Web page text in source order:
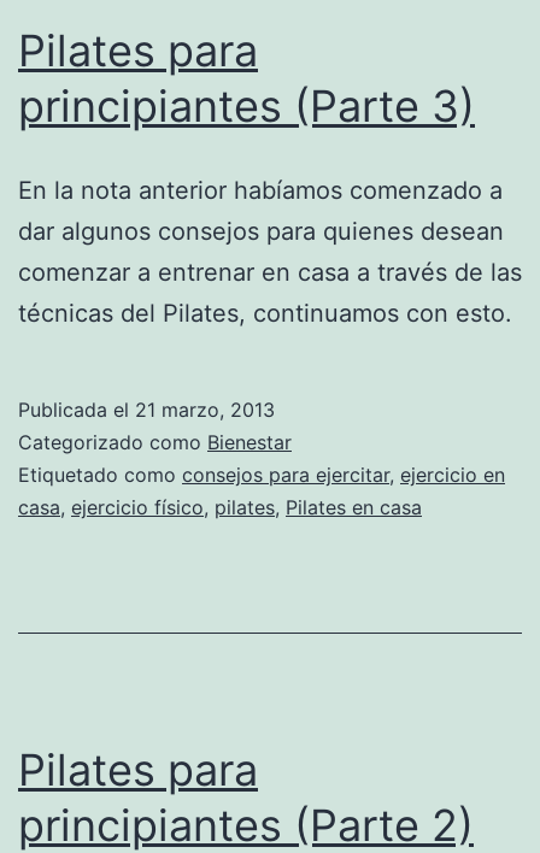
Pilates para
principiantes (Parte 3)
En la nota anterior habíamos comenzado a
dar algunos consejos para quienes desean
comenzar a entrenar en casa a través de las
técnicas del Pilates, continuamos con esto.
Publicada el 21 marzo, 2013
Categorizado como Bienestar
Etiquetado como consejos para ejercitar, ejercicio en
casa, ejercicio físico, pilates, Pilates en casa
Pilates para
principiantes (Parte 2)